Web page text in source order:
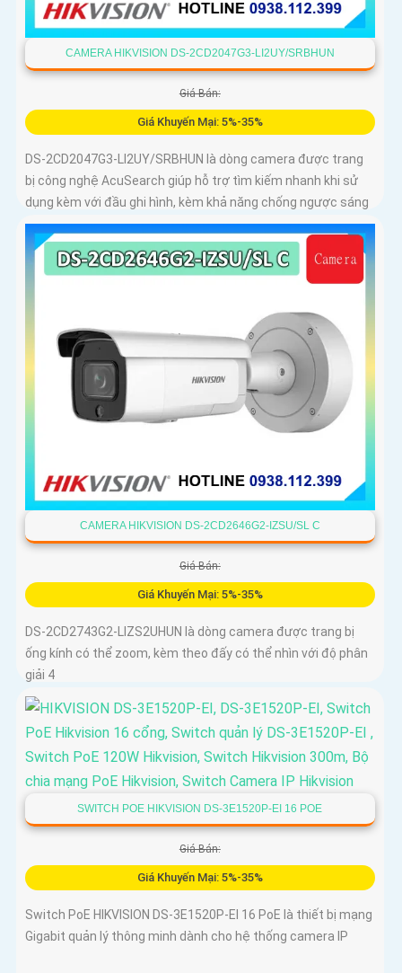
CAMERA HIKVISION DS-2CD2047G3-LI2UY/SRBHUN
Giá Bán:
Giá Khuyến Mại: 5%-35%
DS-2CD2047G3-LI2UY/SRBHUN là dòng camera được trang
bị công nghệ AcuSearch giúp hỗ trợ tìm kiếm nhanh khi sử
dụng kèm với đầu ghi hình, kèm khả năng chống ngược sáng
WDR 130dB, trang bị micro kép và loa hỗ trợ đàm thoại 2
chiều, ống kính 4
CAMERA HIKVISION DS-2CD2646G2-IZSU/SL C
Giá Bán:
Giá Khuyến Mại: 5%-35%
DS-2CD2743G2-LIZS2UHUN là dòng camera được trang bị
ống kính có thể zoom, kèm theo đấy có thể nhìn với độ phân
giải 4
SWITCH POE HIKVISION DS-3E1520P-EI 16 POE
Giá Bán:
Giá Khuyến Mại: 5%-35%
Switch PoE HIKVISION DS-3E1520P-EI 16 PoE là thiết bị mạng
Gigabit quản lý thông minh dành cho hệ thống camera IP